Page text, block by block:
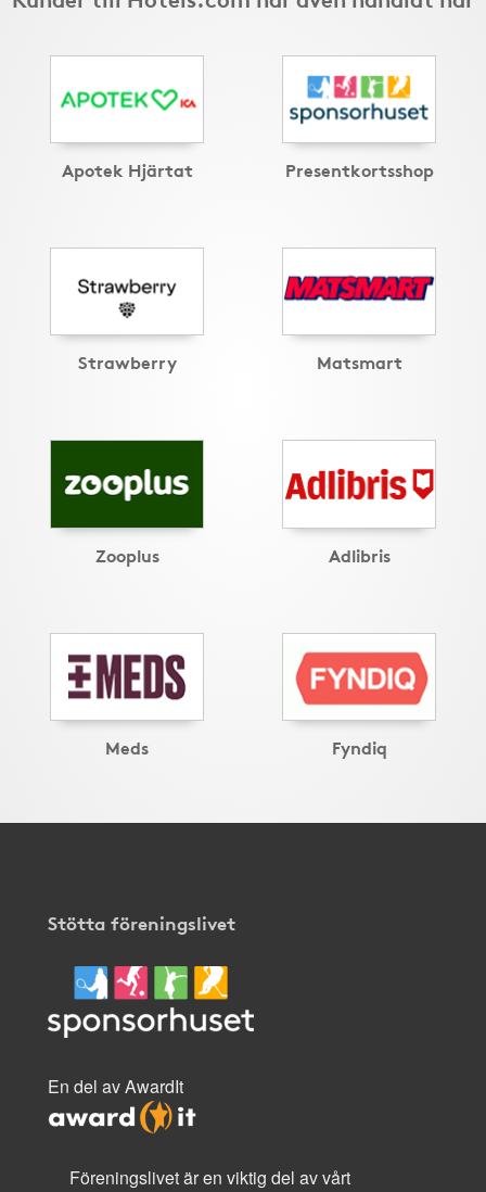
Apotek Hjärtat Presentkortsshop
Strawberry Matsmart
Zooplus Adlibris
Meds Fyndiq
Stötta föreningslivet
En del av AwardIt
Föreningslivet är en viktig del av vårt